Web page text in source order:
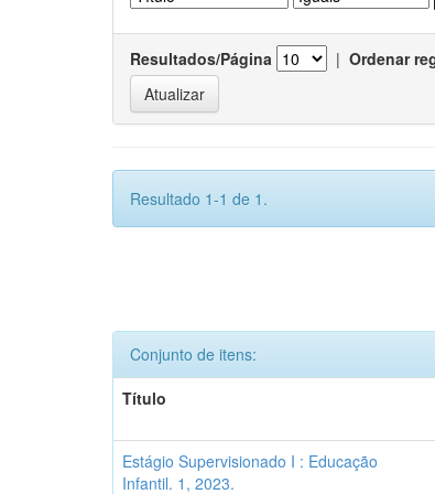
Resultados/Página | Ordenar
Resultado 1-1 de 1.
Conjunto de itens:
Título
Estágio Supervisionado I : Educação
Infantil. 1, 2023.